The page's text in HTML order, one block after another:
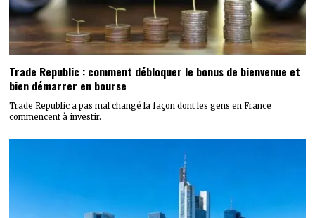
Trade Republic : comment débloquer le bonus de bienvenue et
bien démarrer en bourse
Trade Republic a pas mal changé la façon dont les gens en France
commencent à investir.